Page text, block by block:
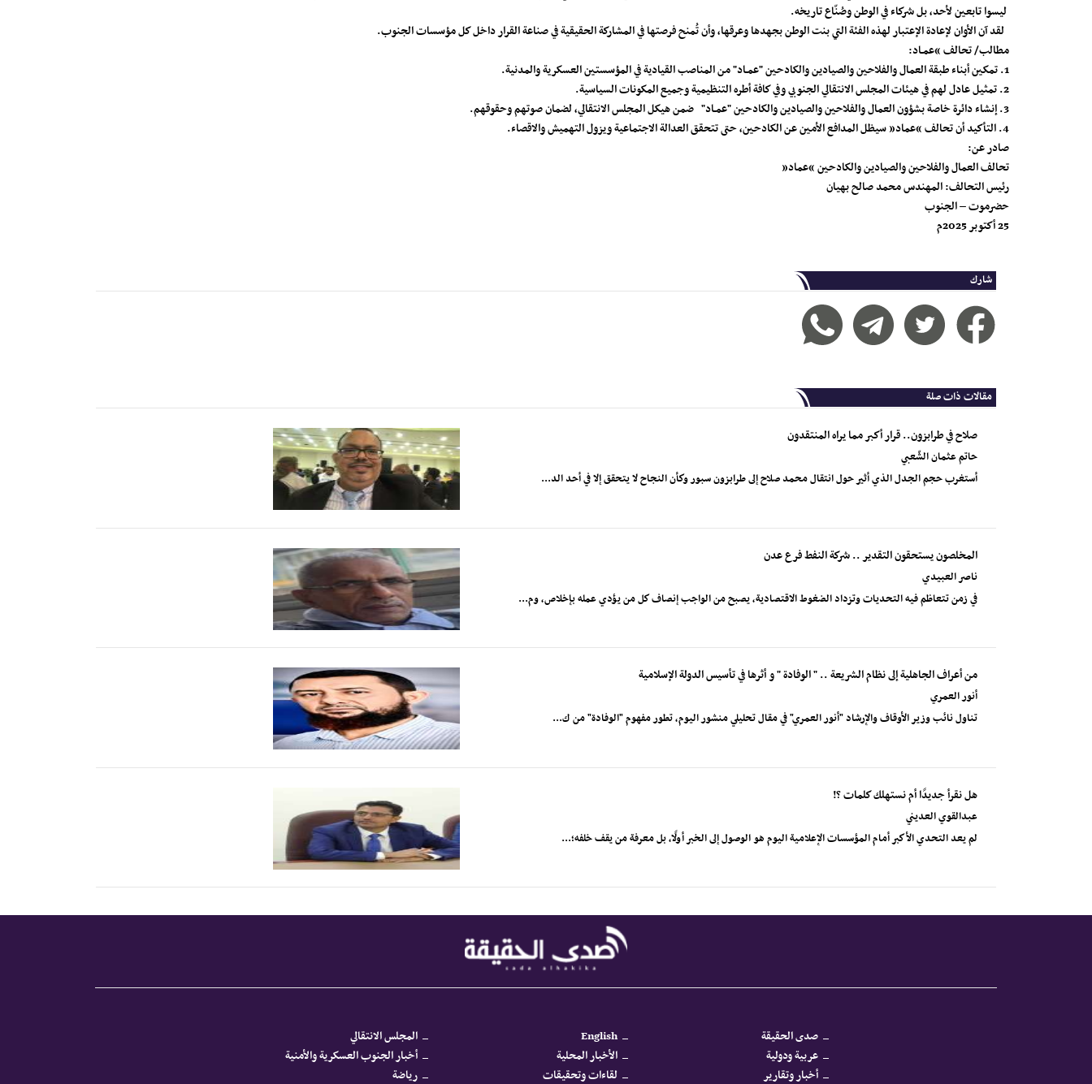
ليسوا تابعين لأحد، بل شركاء في الوطن وصُنّاع تاريخه.
لقد آن الأوان لإعادة الإعتبار لهذه الفئة التي بنت الوطن بجهدها وعرقها، وأن تُمنح فرصتها في المشاركة الحقيقية في صناعة القرار داخل كل مؤسسات الجنوب.
مطالب/ تحالف “عمـاد:
1. تمكين أبناء طبقة العمال والفلاحين والصيادين والكادحين "عمـاد" من المناصب القيادية في المؤسستين العسكرية والمدنية.
2. تمثيل عادل لهم في هيئات المجلس الانتقالي الجنوبي وفي كافة أطره التنظيمية وجميع المكونات السياسية.
3. إنشاء دائرة خاصة بشؤون العمال والفلاحين والصيادين والكادحين "عمـاد" ضمن هيكل المجلس الانتقالي، لضمان صوتهم وحقوقهم.
4. التأكيد أن تحالف “عماد” سيظل المدافع الأمين عن الكادحين، حتى تتحقق العدالة الاجتماعية ويزول التهميش والاقصاء.
صادر عن:
تحالف العمال والفلاحين والصيادين والكادحين “عماد”
رئيس التحالف: المهندس محمد صالح بهيان
حضرموت – الجنوب
25 أكتوبر 2025م
شارك
مقالات ذات صلة
صلاح في طرابزون.. قرار أكبر مما يراه المنتقدون
حاتم عثمان الشّعبي
أستغرب حجم الجدل الذي أثير حول انتقال محمد صلاح إلى طرابزون سبور وكأن النجاح لا يتحقق إلا في أحد الد...
المخلصون يستحقون التقدير .. شركة النفط فرع عدن
ناصر العبيدي
في زمن تتعاظم فيه التحديات وتزداد الضغوط الاقتصادية، يصبح من الواجب إنصاف كل من يؤدي عمله بإخلاص، وم...
من أعراف الجاهلية إلى نظام الشريعة .. " الوفادة " و أثرها في تأسيس الدولة الإسلامية
أنور العمري
تناول نائب وزير الأوقاف والإرشاد "أنور العمري" في مقال تحليلي منشور اليوم، تطور مفهوم "الوفادة" من ك...
هل نقرأ جديدًا أم نستهلك كلمات ؟!
عبدالقوي العديني
لم يعد التحدي الأكبر أمام المؤسسات الإعلامية اليوم هو الوصول إلى الخبر أولًا، بل معرفة من يقف خلفه؛...
صدى الحقيقة English
المجلس الانتقالي
عربية ودولية
الأخبار المحلية
أخبار الجنوب العسكرية والأمنية
أخبار وتقارير
لقاءات وتحقيقات رياضة